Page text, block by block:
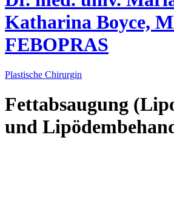
Katharina Boyce,
FEBOPRAS
Plastische Chirurgin
Fettabsaugung
und